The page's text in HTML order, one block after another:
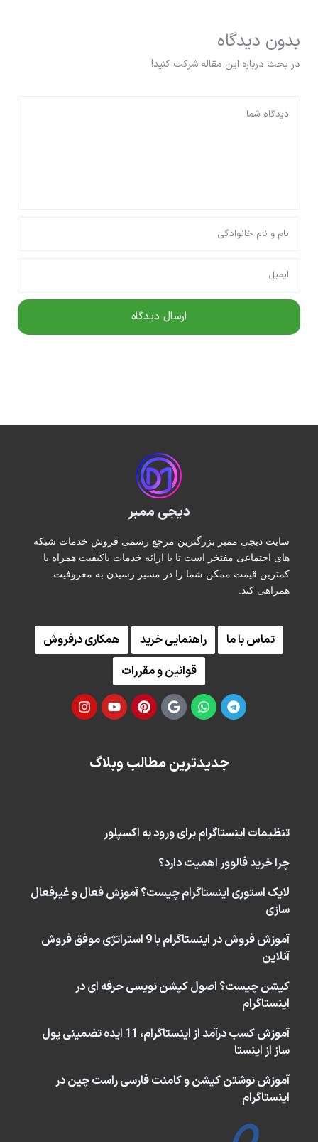
بدون دیدگاه
در بحث درباره این مقاله شرکت کنید!
دیجی ممبر
سایت دیجی ممبر بزرگترین مرجع رسمی فروش خدمات شبکه
های اجتماعی مفتخر است تا با ارائه خدمات باکیفیت همراه با
کمترین قیمت ممکن شما را در مسیر رسیدن به معروفیت
همراهی کند.
تماس با ما راهنمایی خرید
همکاری درفروش
قوانین و مقررات
جدیدترین مطالب وبلاگ
تنظیمات اینستاگرام برای ورود به اکسپلور
چرا خرید فالوور اهمیت دارد؟
لایک استوری اینستاگرام چیست؟ آموزش فعال و غیرفعال
سازی
آموزش فروش در اینستاگرام با 9 استراتژی موفق فروش
آنلاین
کپشن چیست؟ اصول کپشن نویسی حرفه ای در
اینستاگرام
آموزش کسب درآمد از اینستاگرام، 11 ایده تضمینی پول
ساز از اینستا
آموزش نوشتن کپشن و کامنت فارسی راست چین در
اینستاگرام